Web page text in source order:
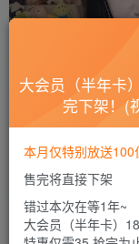
_啵啵梨_B站充电合
水印_两种吸管的声音
会员专属 国内
菜需捆
大会员（半年卡
完下架！(
本月仅特别放送100
售完将直接下架
错过本次在等1年~
大会员（半年卡）